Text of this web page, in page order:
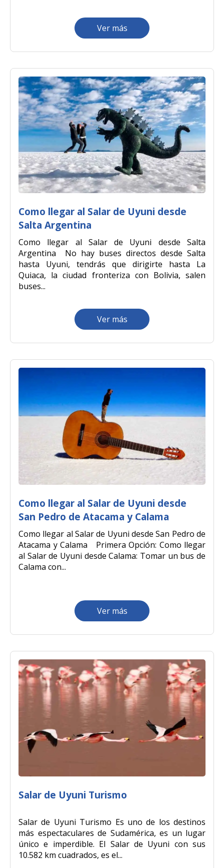
Ver más
Como llegar al Salar de Uyuni desde
Salta Argentina
Como llegar al Salar de Uyuni desde Salta
Argentina No hay buses directos desde Salta
hasta Uyuni, tendrás que dirigirte hasta La
Quiaca, la ciudad fronteriza con Bolivia, salen
buses...
Ver más
Como llegar al Salar de Uyuni desde
San Pedro de Atacama y Calama
Como llegar al Salar de Uyuni desde San Pedro de
Atacama y Calama Primera Opción: Como llegar
al Salar de Uyuni desde Calama: Tomar un bus de
Calama con...
Ver más
Salar de Uyuni Turismo
Salar de Uyuni Turismo Es uno de los destinos
más espectaculares de Sudamérica, es un lugar
único e imperdible. El Salar de Uyuni con sus
10.582 km cuadrados, es el...